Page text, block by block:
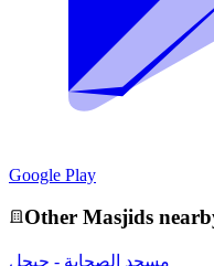
Google Play
Other Masjids
مسجد الصحابة - جيجل